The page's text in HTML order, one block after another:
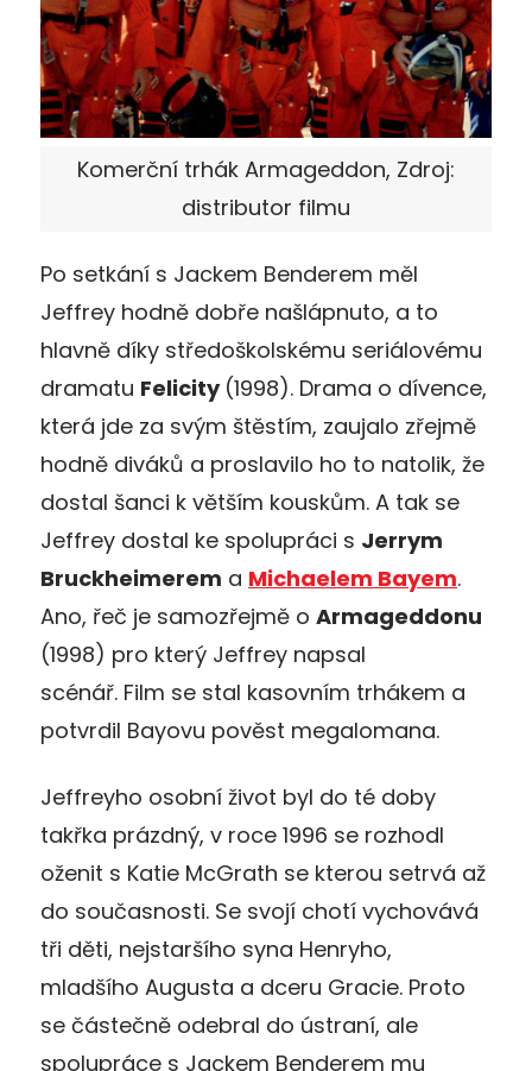
Komerční trhák Armageddon, Zdroj:
distributor filmu
Po setkání s Jackem Benderem měl
Jeffrey hodně dobře našlápnuto, a to
hlavně díky středoškolskému seriálovému
dramatu Felicity (1998). Drama o dívence,
která jde za svým štěstím, zaujalo zřejmě
hodně diváků a proslavilo ho to natolik, že
dostal šanci k větším kouskům. A tak se
Jeffrey dostal ke spolupráci s Jerrym
Bruckheimerem a Michaelem Bayem.
Ano, řeč je samozřejmě o Armageddonu
(1998) pro který Jeffrey napsal
scénář. Film se stal kasovním trhákem a
potvrdil Bayovu pověst megalomana.
Jeffreyho osobní život byl do té doby
takřka prázdný, v roce 1996 se rozhodl
oženit s Katie McGrath se kterou setrvá až
do současnosti. Se svojí chotí vychovává
tři děti, nejstaršího syna Henryho,
mladšího Augusta a dceru Gracie. Proto
se částečně odebral do ústraní, ale
spolupráce s Jackem Benderem mu